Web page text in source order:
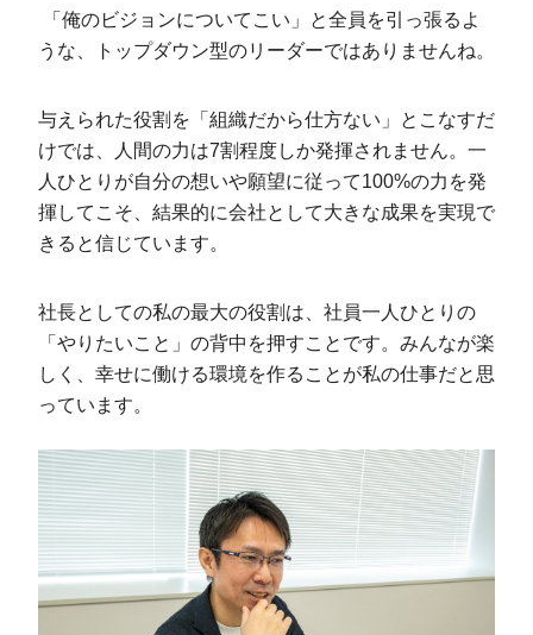
「俺のビジョンについてこい」と全員を引っ張るよ
うな、トップダウン型のリーダーではありませんね。
与えられた役割を「組織だから仕方ない」とこなすだ
けでは、人間の力は7割程度しか発揮されません。一
人ひとりが自分の想いや願望に従って100%の力を発
揮してこそ、結果的に会社として大きな成果を実現で
きると信じています。
社長としての私の最大の役割は、社員一人ひとりの
「やりたいこと」の背中を押すことです。みんなが楽
しく、幸せに働ける環境を作ることが私の仕事だと思
っています。